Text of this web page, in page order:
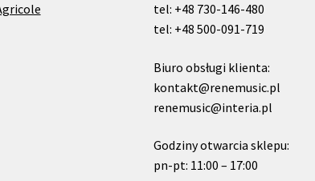
tel: +48 730-146-480
tel: +48 500-091-719
Biuro obsługi klienta:
kontakt@renemusic.pl
renemusic@interia.pl
Godziny otwarcia sklepu:
pn-pt: 11:00 – 17:00